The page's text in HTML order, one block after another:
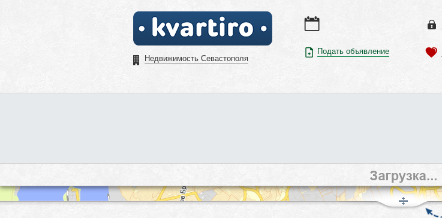
Недвижимость Севастополя
Подать объявление